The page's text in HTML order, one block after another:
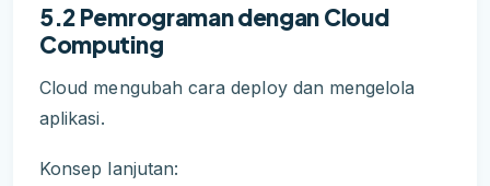
5.2 Pemrograman dengan Cloud
Computing
Cloud mengubah cara deploy dan mengelola
aplikasi.
Konsep lanjutan: